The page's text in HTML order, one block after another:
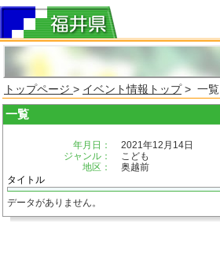
トップページ > イベント情報トップ> 一覧
一覧
年月日：
2021年12月14日
ジャンル：
こども
地区：
奥越前
タイトル
データがありません。